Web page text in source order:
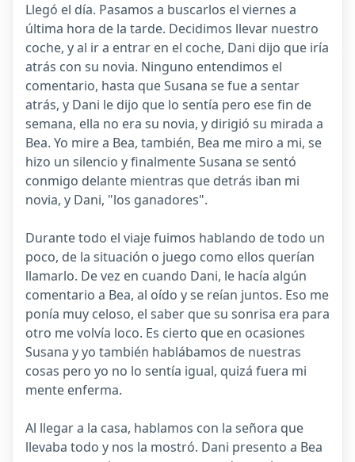
Llegó el día. Pasamos a buscarlos el viernes a
última hora de la tarde. Decidimos llevar nuestro
coche, y al ir a entrar en el coche, Dani dijo que iría
atrás con su novia. Ninguno entendimos el
comentario, hasta que Susana se fue a sentar
atrás, y Dani le dijo que lo sentía pero ese fin de
semana, ella no era su novia, y dirigió su mirada a
Bea. Yo mire a Bea, también, Bea me miro a mi, se
hizo un silencio y finalmente Susana se sentó
conmigo delante mientras que detrás iban mi
novia, y Dani, "los ganadores".
Durante todo el viaje fuimos hablando de todo un
poco, de la situación o juego como ellos querían
llamarlo. De vez en cuando Dani, le hacía algún
comentario a Bea, al oído y se reían juntos. Eso me
ponía muy celoso, el saber que su sonrisa era para
otro me volvía loco. Es cierto que en ocasiones
Susana y yo también hablábamos de nuestras
cosas pero yo no lo sentía igual, quizá fuera mi
mente enferma.
Al llegar a la casa, hablamos con la señora que
llevaba todo y nos la mostró. Dani presento a Bea